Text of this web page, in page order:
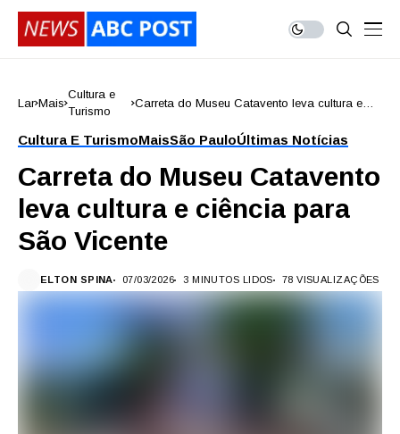
Lar Mais
Cultura e
Turismo
Carreta do Museu Catavento leva cultura e
Cultura E TurismoMaisSão PauloÚltimas Notícias
Carreta do Museu Catavento
leva cultura e ciência para
São Vicente
ELTON SPINA 07/03/2026 3 MINUTOS LIDOS 78 VISUALIZAÇÕES